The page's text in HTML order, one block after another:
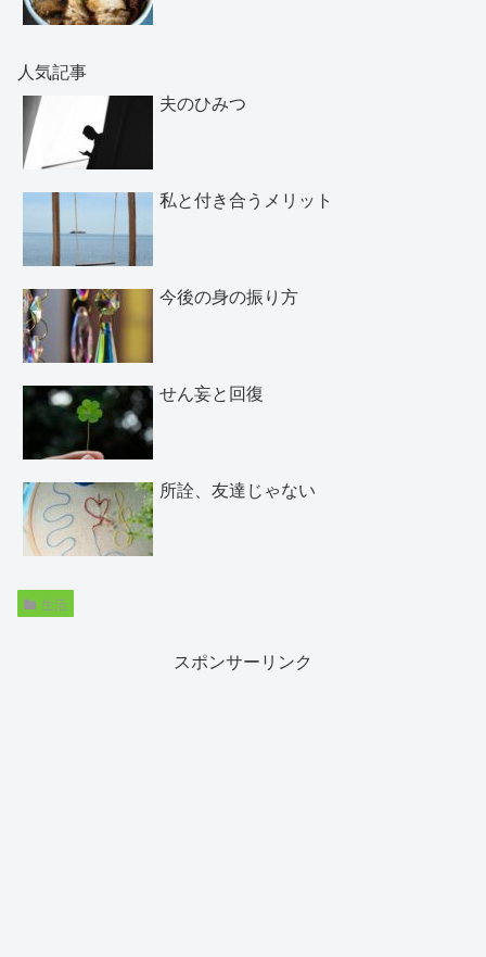
人気記事
夫のひみつ
私と付き合うメリット
今後の身の振り方
せん妄と回復
所詮、友達じゃない
生活
スポンサーリンク